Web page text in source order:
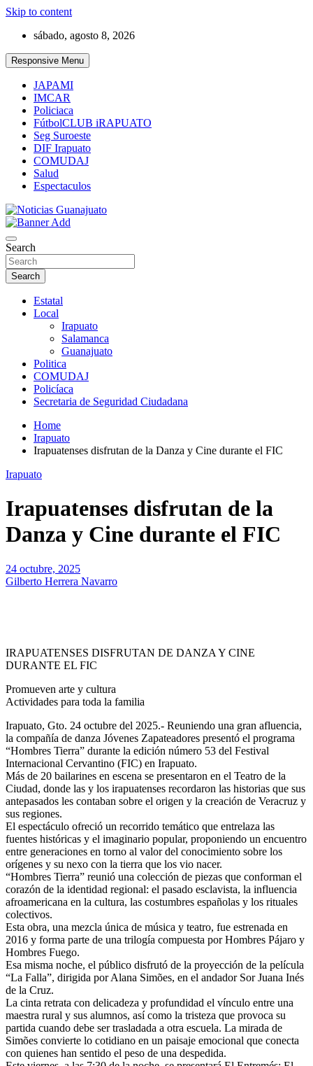
Skip to content
sábado, agosto 8, 2026
Responsive Menu
JAPAMI
IMCAR
Policiaca
FútbolCLUB iRAPUATO
Seg Suroeste
DIF Irapuato
COMUDAJ
Salud
Espectaculos
Noticias Guanajuato
Search
Search
Estatal
Local
Irapuato
Salamanca
Guanajuato
Politica
COMUDAJ
Policíaca
Secretaria de Seguridad Ciudadana
Home
Irapuato
Irapuatenses disfrutan de la Danza y Cine durante el FIC
Irapuato
Irapuatenses disfrutan de la
Danza y Cine durante el FIC
24 octubre, 2025
Gilberto Herrera Navarro
IRAPUATENSES DISFRUTAN DE DANZA Y CINE
DURANTE EL FIC
Promueven arte y cultura
Actividades para toda la familia
Irapuato, Gto. 24 octubre del 2025.- Reuniendo una gran afluencia,
la compañía de danza Jóvenes Zapateadores presentó el programa
“Hombres Tierra” durante la edición número 53 del Festival
Internacional Cervantino (FIC) en Irapuato.
Más de 20 bailarines en escena se presentaron en el Teatro de la
Ciudad, donde las y los irapuatenses recordaron las historias que sus
antepasados les contaban sobre el origen y la creación de Veracruz y
sus regiones.
El espectáculo ofreció un recorrido temático que entrelaza las
fuentes históricas y el imaginario popular, proponiendo un encuentro
entre generaciones en torno al valor del conocimiento sobre los
orígenes y su nexo con la tierra que los vio nacer.
“Hombres Tierra” reunió una colección de piezas que conforman el
corazón de la identidad regional: el pasado esclavista, la influencia
afroamericana en la cultura, las costumbres españolas y los rituales
colectivos.
Esta obra, una mezcla única de música y teatro, fue estrenada en
2016 y forma parte de una trilogía compuesta por Hombres Pájaro y
Hombres Fuego.
Esa misma noche, el público disfrutó de la proyección de la película
“La Falla”, dirigida por Alana Simões, en el andador Sor Juana Inés
de la Cruz.
La cinta retrata con delicadeza y profundidad el vínculo entre una
maestra rural y sus alumnos, así como la tristeza que provoca su
partida cuando debe ser trasladada a otra escuela. La mirada de
Simões convierte lo cotidiano en un paisaje emocional que conecta
con quienes han sentido el peso de una despedida.